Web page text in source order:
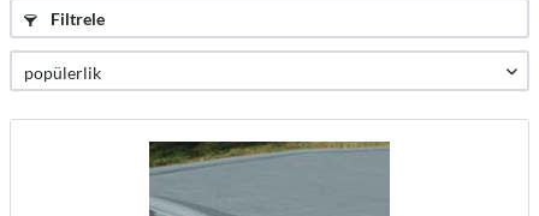
Filtrele